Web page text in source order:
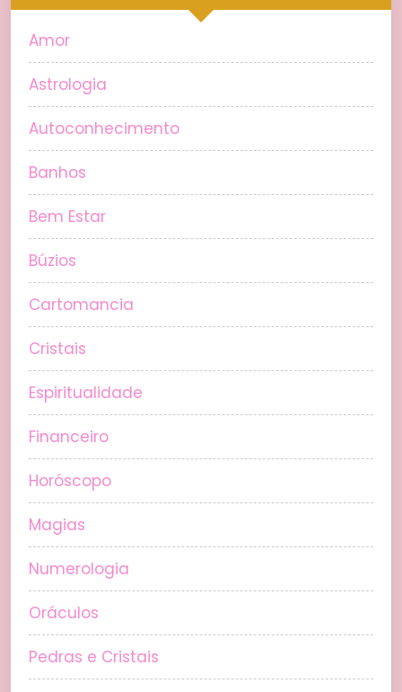
Amor
Astrologia
Autoconhecimento
Banhos
Bem Estar
Búzios
Cartomancia
Cristais
Espiritualidade
Financeiro
Horóscopo
Magias
Numerologia
Oráculos
Pedras e Cristais